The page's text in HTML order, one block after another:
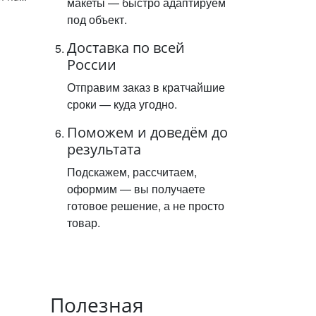
под объект.
Доставка по всей
России
Отправим заказ в кратчайшие
сроки — куда угодно.
Поможем и доведём до
результата
Подскажем, рассчитаем,
оформим — вы получаете
готовое решение, а не просто
товар.
Полезная